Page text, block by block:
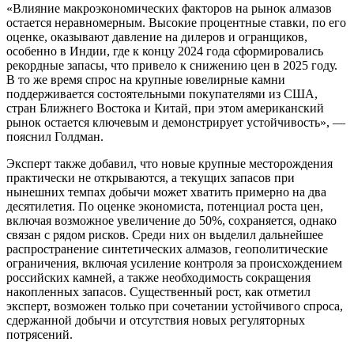
«Влияние макроэкономических факторов на рынок алмазов
остается неравномерным. Высокие процентные ставки, по его
оценке, оказывают давление на дилеров и огранщиков,
особенно в Индии, где к концу 2024 года сформировались
рекордные запасы, что привело к снижению цен в 2025 году.
В то же время спрос на крупные ювелирные камни
поддерживается состоятельными покупателями из США,
стран Ближнего Востока и Китай, при этом американский
рынок остается ключевым и демонстрирует устойчивость», —
пояснил Голдман.
Эксперт также добавил, что новые крупные месторождения
практически не открываются, а текущих запасов при
нынешних темпах добычи может хватить примерно на два
десятилетия. По оценке экономиста, потенциал роста цен,
включая возможное увеличение до 50%, сохраняется, однако
связан с рядом рисков. Среди них он выделил дальнейшее
распространение синтетических алмазов, геополитические
ограничения, включая усиление контроля за происхождением
российских камней, а также необходимость сокращения
накопленных запасов. Существенный рост, как отметил
эксперт, возможен только при сочетании устойчивого спроса,
сдержанной добычи и отсутствия новых регуляторных
потрясений.